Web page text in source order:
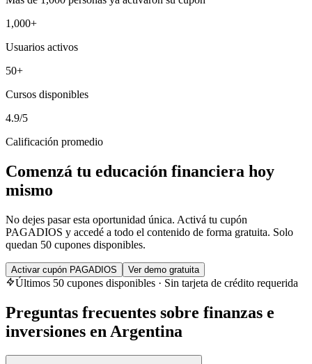
1,000+
Usuarios activos
50+
Cursos disponibles
4.9/5
Calificación promedio
Comenzá tu educación financiera hoy
mismo
No dejes pasar esta oportunidad única. Activá tu cupón
PAGADIOS y accedé a todo el contenido de forma gratuita. Solo
quedan 50 cupones disponibles.
Activar cupón PAGADIOS Ver demo gratuita
Últimos 50 cupones disponibles · Sin tarjeta de crédito requerida
Preguntas frecuentes sobre finanzas e
inversiones en Argentina